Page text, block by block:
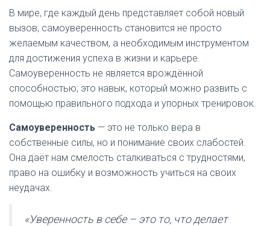
В мире, где каждый день представляет собой новый
вызов, самоуверенность становится не просто
желаемым качеством, а необходимым инструментом
для достижения успеха в жизни и карьере.
Самоуверенность не является врождённой
способностью; это навык, который можно развить с
помощью правильного подхода и упорных тренировок.
Самоуверенность — это не только вера в
собственные силы, но и понимание своих слабостей.
Она даёт нам смелость сталкиваться с трудностями,
право на ошибку и возможность учиться на своих
неудачах.
«Уверенность в себе – это то, что делает